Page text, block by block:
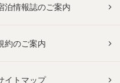
泊情報誌のご案内
約のご案内
イトマップ